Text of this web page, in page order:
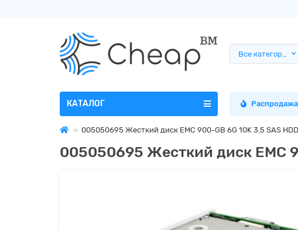
Все категории
КАТАЛОГ Распродажа
005050695 Жесткий диск EMC 900-GB 6G 10K 3.5 SAS HDD
005050695 Жесткий диск EMC